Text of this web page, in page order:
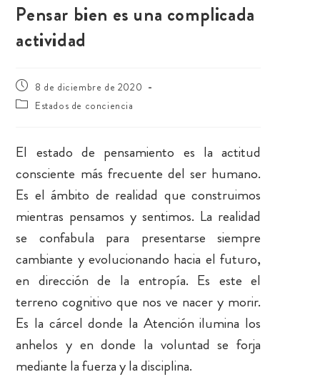
Pensar bien es una complicada
actividad
8 de diciembre de 2020
Estados de conciencia
El estado de pensamiento es la actitud
consciente más frecuente del ser humano.
Es el ámbito de realidad que construimos
mientras pensamos y sentimos. La realidad
se confabula para presentarse siempre
cambiante y evolucionando hacia el futuro,
en dirección de la entropía. Es este el
terreno cognitivo que nos ve nacer y morir.
Es la cárcel donde la Atención ilumina los
anhelos y en donde la voluntad se forja
mediante la fuerza y la disciplina.